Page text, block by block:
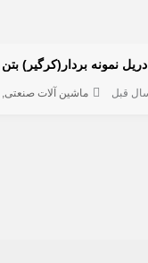
نمونه بردار(کرگیر) بتن
ماشین آلات صنعتی